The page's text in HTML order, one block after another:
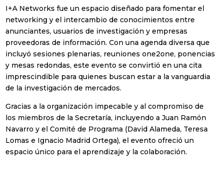
I+A Networks fue un espacio diseñado para fomentar el
networking y el intercambio de conocimientos entre
anunciantes, usuarios de investigación y empresas
proveedoras de información. Con una agenda diversa que
incluyó sesiones plenarias, reuniones one2one, ponencias
y mesas redondas, este evento se convirtió en una cita
imprescindible para quienes buscan estar a la vanguardia
de la investigación de mercados.
Gracias a la organización impecable y al compromiso de
los miembros de la Secretaría, incluyendo a Juan Ramón
Navarro y el Comité de Programa (David Alameda, Teresa
Lomas e Ignacio Madrid Ortega), el evento ofreció un
espacio único para el aprendizaje y la colaboración.